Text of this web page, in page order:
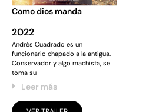
Como dios manda
2022
Andrés Cuadrado es un
funcionario chapado a la antigua.
Conservador y algo machista, se
toma su
Leer más